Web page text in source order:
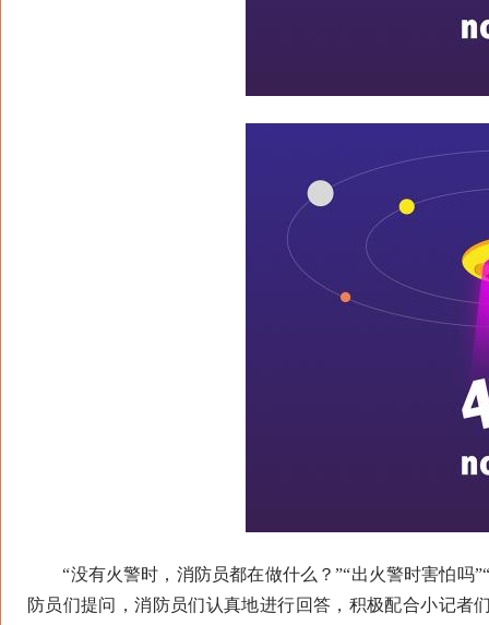
“没有火警时，消防员都在做什么？”“出火警时害怕吗
防员们提问，消防员们认真地进行回答，积极配合小记者